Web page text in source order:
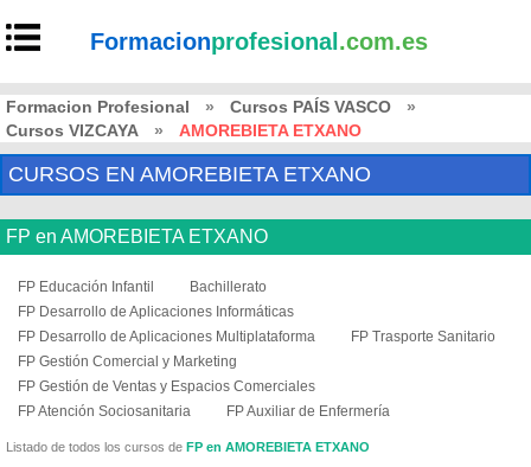
Formacionprofesional .com.es
Formacion Profesional » Cursos PAÍS VASCO
»
Cursos VIZCAYA
» AMOREBIETA ETXANO
CURSOS EN AMOREBIETA ETXANO
FP en AMOREBIETA ETXANO
FP Educación Infantil
Bachillerato
FP Desarrollo de Aplicaciones Informáticas
FP Desarrollo de Aplicaciones Multiplataforma
FP Trasporte Sanitario
FP Gestión Comercial y Marketing
FP Gestión de Ventas y Espacios Comerciales
FP Atención Sociosanitaria
FP Auxiliar de Enfermería
Listado de todos los cursos de FP en AMOREBIETA ETXANO